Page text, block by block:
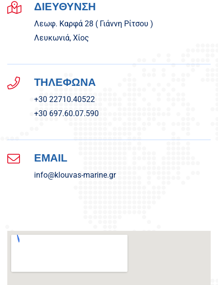
ΔΙΕΥΘΥΝΣΗ
Λεωφ. Καρφά 28 ( Γιάννη Ρίτσου )
Λευκωνιά, Χίος
ΤΗΛΕΦΩΝΑ
+30 22710.40522
+30 697.60.07.590
EMAIL
info@klouvas-marine.gr